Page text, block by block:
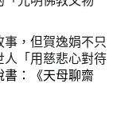
事，但賀逸娟不只
人「用慈悲心對待
書：《天母聊齋